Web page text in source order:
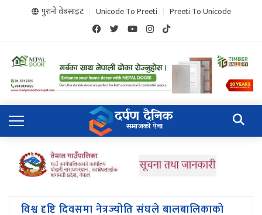
पुरानो वेबसाइट Unicode To Preeti Preeti To Unicode
विश्व दृष्टि दिवसमा नेत्रज्योति संघले बालबालिकाको